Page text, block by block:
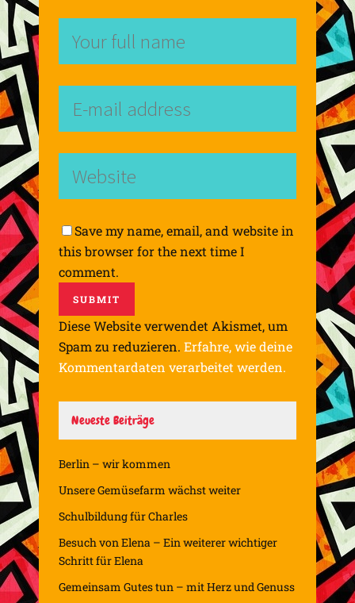
Save my name, email, and website in
this browser for the next time I
comment.
Diese Website verwendet Akismet, um
Spam zu reduzieren. Erfahre, wie deine
Kommentardaten verarbeitet werden.
Neueste Beiträge
Berlin – wir kommen
Unsere Gemüsefarm wächst weiter
Schulbildung für Charles
Besuch von Elena – Ein weiterer wichtiger
Schritt für Elena
Gemeinsam Gutes tun – mit Herz und Genuss